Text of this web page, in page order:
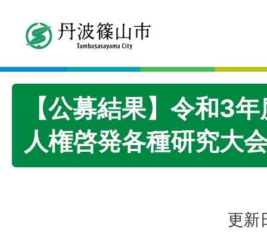
【公募結果】令和3
人権啓発各種研究大
更新